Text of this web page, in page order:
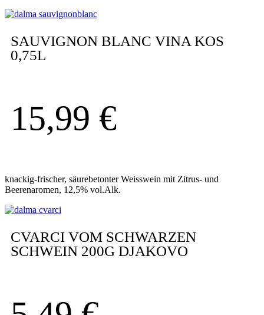
SAUVIGNON BLANC VINA KOS
0,75L
15,99 €
knackig-frischer, säurebetonter Weisswein mit Zitrus- und
Beerenaromen, 12,5% vol.Alk.
CVARCI VOM SCHWARZEN
SCHWEIN 200G DJAKOVO